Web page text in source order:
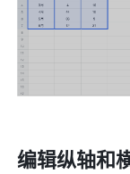
编辑纵轴和